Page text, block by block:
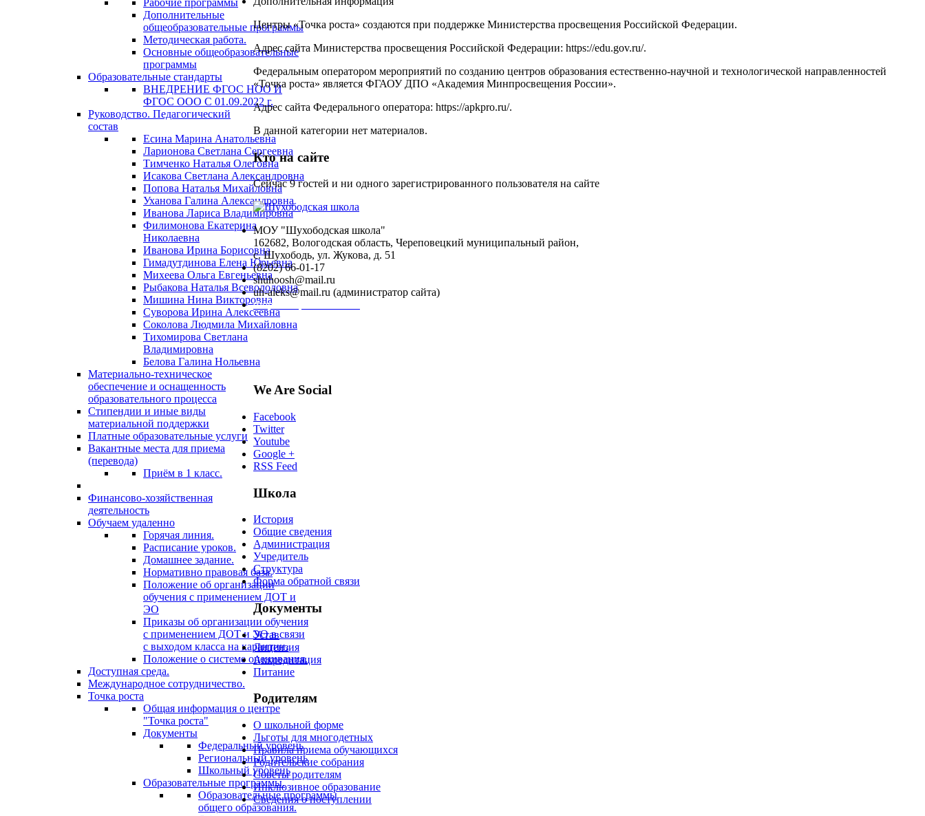
Рабочие программы
Дополнительные
общеобразовательные программы
Методическая работа.
Основные общеобразовательные
программы
Образовательные стандарты
ВНЕДРЕНИЕ ФГОС НОО И
ФГОС ООО С 01.09.2022 г.
Руководство. Педагогический
состав
Есина Марина Анатольевна
Ларионова Светлана Сергеевна
Тимченко Наталья Олеговна
Исакова Светлана Александровна
Попова Наталья Михайловна
Уханова Галина Александровна
Иванова Лариса Владимировна
Филимонова Екатерина
Николаевна
Иванова Ирина Борисовна
Гимадутдинова Елена Юрьевна
Михеева Ольга Евгеньевна
Рыбакова Наталья Всеволодовна
Мишина Нина Викторовна
Суворова Ирина Алексеевна
Соколова Людмила Михайловна
Тихомирова Светлана
Владимировна
Белова Галина Нольевна
Материально-техническое
обеспечение и оснащенность
образовательного процесса
Стипендии и иные виды
материальной поддержки
Платные образовательные услуги
Вакантные места для приема
(перевода)
Приём в 1 класс.
Финансово-хозяйственная
деятельность
Обучаем удаленно
Горячая линия.
Расписание уроков.
Домашнее задание.
Нормативно правовая база.
Положение об организации
обучения с применением ДОТ и
ЭО
Приказы об организации обучения
с применением ДОТ и ЭО в связи
с выходом класса на карантин.
Положение о системе оценивания.
Доступная среда.
Международное сотрудничество.
Точка роста
Общая информация о центре
"Точка роста"
Документы
Федеральный уровень
Региональный уровень
Школьный уровень
Образовательные программы.
Образовательные программы
общего образования.
Центры «Точка роста» создаются при поддержке Министерства просвещения Российской Федерации.
Адрес сайта Министерства просвещения Российской Федерации: https://edu.gov.ru/.
Федеральным оператором мероприятий по созданию центров образования естественно-научной и технологической направленностей
«Точка роста» является ФГАОУ ДПО «Академия Минпросвещения России».
Адрес сайта Федерального оператора: https://apkpro.ru/.
В данной категории нет материалов.
Кто на сайте
Сейчас 9 гостей и ни одного зарегистрированного пользователя на сайте
МОУ "Шухободская школа"
162682, Вологодская область, Череповецкий муниципальный район,
с. Шухободь, ул. Жукова, д. 51
(8202) 66-01-17
shuhoosh@mail.ru
uh-aleks@mail.ru (администратор сайта)
Форма обратной связи
We Are Social
Facebook
Twitter
Youtube
Google +
RSS Feed
Школа
История
Общие сведения
Администрация
Учредитель
Структура
Форма обратной связи
Документы
Устав
Лицензия
Аккредитация
Питание
Родителям
О школьной форме
Льготы для многодетных
Правила приема обучающихся
Родительские собрания
Советы родителям
Инклюзивное образование
Сведения о поступлении